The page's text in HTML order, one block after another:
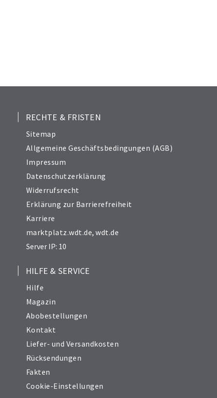
RECHTE & FRISTEN
Sitemap
Allgemeine Geschäftsbedingungen (AGB)
Impressum
Datenschutzerklärung
Widerrufsrecht
Erklärung zur Barrierefreiheit
Karriere
marktplatz.wdt.de,wdt.de
Server IP: 10
HILFE & SERVICE
Hilfe
Magazin
Abobestellungen
Kontakt
Liefer- und Versandkosten
Rücksendungen
Fakten
Cookie-Einstellungen